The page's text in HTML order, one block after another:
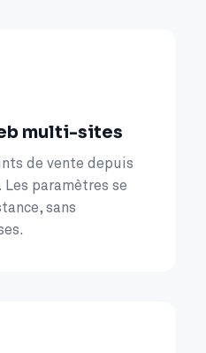
multi-sites
de vente depuis
paramètres se
sans